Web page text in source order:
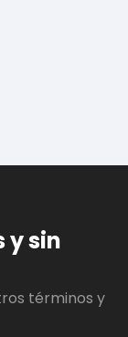
y sin
términos y